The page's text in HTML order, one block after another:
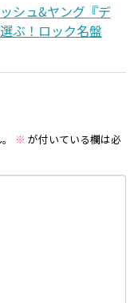
シュ&ヤング『デ
ぶ！ロック名盤
※ が付いている欄は必